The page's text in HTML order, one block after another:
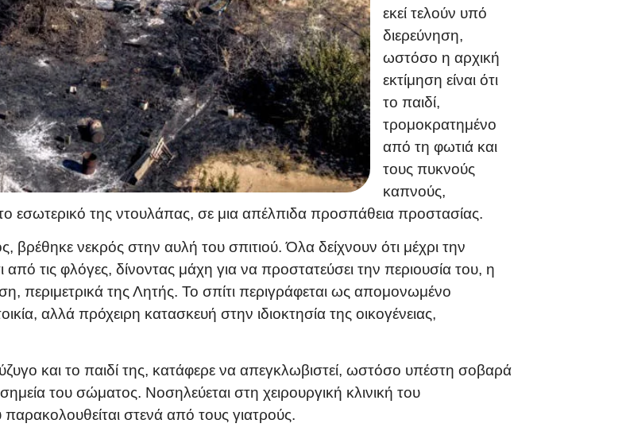
εκεί τελούν υπό
διερεύνηση,
ωστόσο η αρχική
εκτίμηση είναι ότι
το παιδί,
τρομοκρατημένο
από τη φωτιά και
τους πυκνούς
καπνούς,
εσωτερικό της ντουλάπας, σε μια απέλπιδα προσπάθεια προστασίας.
βρέθηκε νεκρός στην αυλή του σπιτιού. Όλα δείχνουν ότι μέχρι την
τις φλόγες, δίνοντας μάχη για να προστατεύσει την περιουσία του, η
περιμετρικά της Λητής. Το σπίτι περιγράφεται ως απομονωμένο
αλλά πρόχειρη κατασκευή στην ιδιοκτησία της οικογένειας,
και το παιδί της, κατάφερε να απεγκλωβιστεί, ωστόσο υπέστη σοβαρά
του σώματος. Νοσηλεύεται στη χειρουργική κλινική του
στενά από τους γιατρούς.